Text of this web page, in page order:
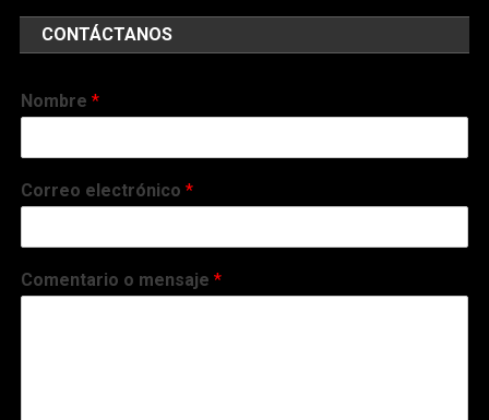
CONTÁCTANOS
Nombre*
Correo electrónico*
Comentario o mensaje*